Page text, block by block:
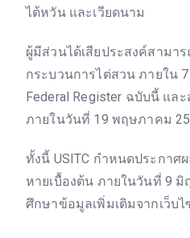
ไต้หวัน และเวียดนาม
ผู้มีส่วนได้เสียประสงค์สามา
กระบวนการไต่สวน ภายใน
Federal Register ฉบับนี้ แล
ภายในวันที่ 19 พฤษภาคม
ทั้งนี้ USITC กำหนดประกาศ
หายเบื้องต้น ภายในวันที่ 9
ศึกษาข้อมูลเพิ่มเติมจากเว็บไ